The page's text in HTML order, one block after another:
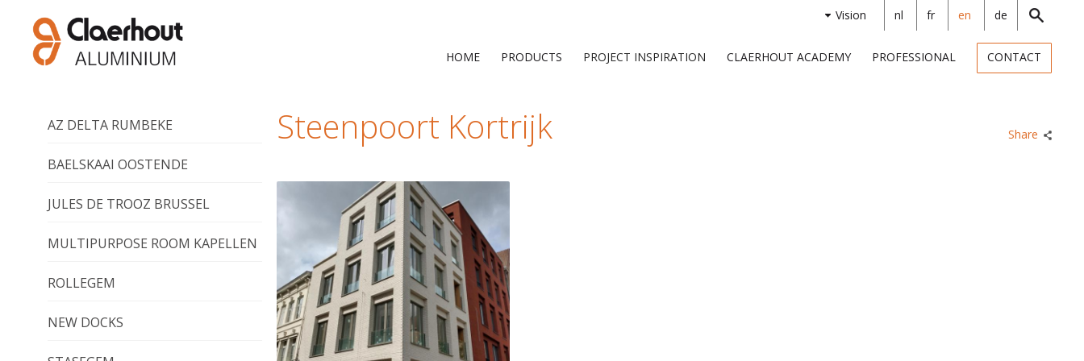
Vision nl fr en de
HOME PRODUCTS PROJECT INSPIRATION CLAERHOUT ACADEMY PROFESSIONAL CONTACT
AZ DELTA RUMBEKE
BAELSKAAI OOSTENDE
JULES DE TROOZ BRUSSEL
MULTIPURPOSE ROOM KAPELLEN
ROLLEGEM
NEW DOCKS
Steenpoort Kortrijk Share